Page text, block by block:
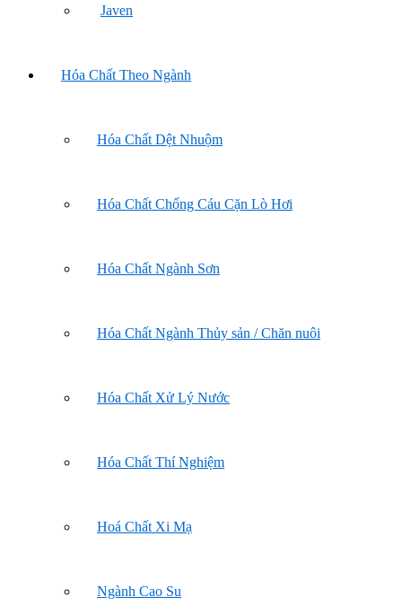
Javen
Hóa Chất Theo Ngành
Hóa Chất Dệt Nhuộm
Hóa Chất Chống Cáu Cặn Lò Hơi
Hóa Chất Ngành Sơn
Hóa Chất Ngành Thủy sản / Chăn nuôi
Hóa Chất Xử Lý Nước
Hóa Chất Thí Nghiệm
Hoá Chất Xi Mạ
Ngành Cao Su